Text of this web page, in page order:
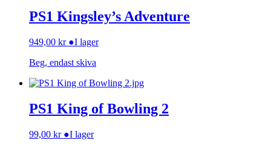
PS1 Kingsley’s Adventure
949,00 kr ●I lager
Beg, endast skiva
PS1 King of Bowling 2
99,00 kr ●I lager